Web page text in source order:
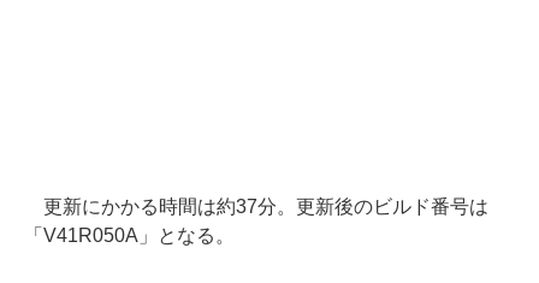
更新にかかる時間は約37分。更新後のビルド番号は
「V41R050A」となる。